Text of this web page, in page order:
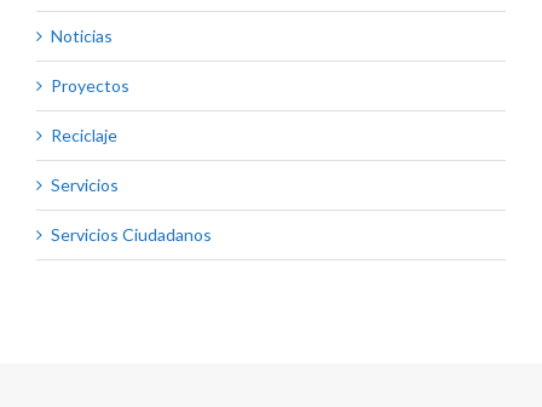
Noticias
Proyectos
Reciclaje
Servicios
Servicios Ciudadanos